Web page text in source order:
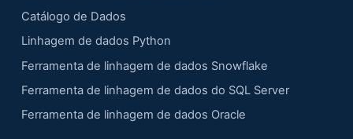
Catálogo de Dados
Linhagem de dados Python
Ferramenta de linhagem de dados Snowflake
Ferramenta de linhagem de dados do SQL Server
Ferramenta de linhagem de dados Oracle